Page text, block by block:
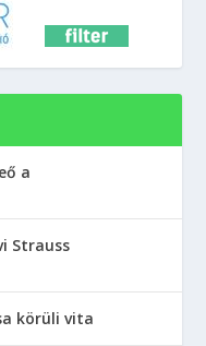
a
Strauss
körüli vita